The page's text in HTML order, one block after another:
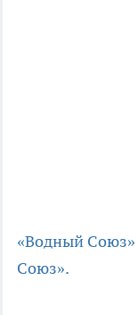
«Водный Союз»
Союз».